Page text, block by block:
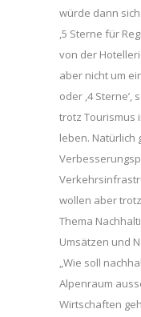
würde dann
,5 Sterne für
von der
aber nicht um
oder ,4 Sterne’,
trotz Tourismus
leben. Natürlich
wollen aber
Thema
Umsätzen und
„Wie soll
Alpenraum
Wirtschaften